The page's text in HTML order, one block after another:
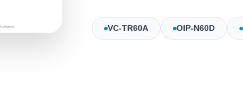
VC-TR60A OIP-N60D